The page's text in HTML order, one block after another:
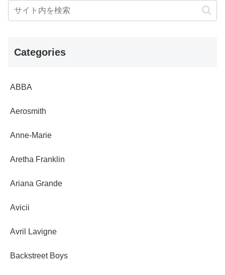
Categories
ABBA
Aerosmith
Anne-Marie
Aretha Franklin
Ariana Grande
Avicii
Avril Lavigne
Backstreet Boys